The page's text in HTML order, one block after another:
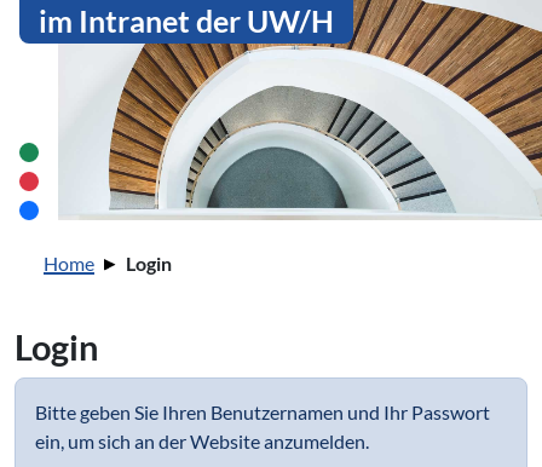
im Intranet der UW/H
Sie sind hier:
Home Login
Login
Bitte geben Sie Ihren Benutzernamen und Ihr Passwort
ein, um sich an der Website anzumelden.